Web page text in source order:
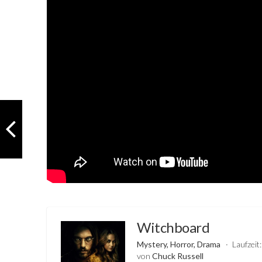
Witchboard
Mystery, Horror, Drama Laufzeit:
von Chuck Russell